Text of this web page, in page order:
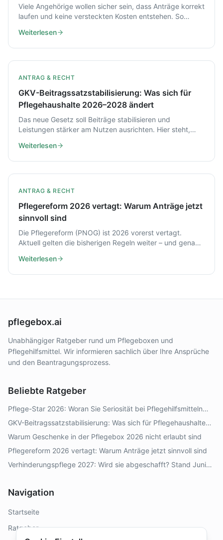
Viele Angehörige wollen sicher sein, dass Anträge korrekt
laufen und keine versteckten Kosten entstehen. So
seriös und GKV-nah arbeitet.
Weiterlesen
ANTRAG & RECHT
GKV-Beitragssatzstabilisierung: Was sich für
Pflegehaushalte 2026–2028 ändert
Das neue Gesetz soll Beiträge stabilisieren und
Leistungen stärker am Nutzen ausrichten. Hier steht,
und Pflegehaushalte bedeutet.
Weiterlesen
ANTRAG & RECHT
Pflegereform 2026 vertagt: Warum Anträge jetzt
sinnvoll sind
Die Pflegereform (PNOG) ist 2026 vorerst vertagt.
Aktuell gelten die bisherigen Regeln weiter – und genau
beantragen.
Weiterlesen
pflegebox.ai
Unabhängiger Ratgeber rund um Pflegeboxen und
Pflegehilfsmittel. Wir informieren sachlich über Ihre Ansprüche
und den Beantragungsprozess.
Beliebte Ratgeber
Pflege-Star 2026: Woran Sie Seriosität bei Pflegehilfsmitteln
erkennen
GKV-Beitragssatzstabilisierung: Was sich für Pflegehaushalte
2026–2028 ändert
Warum Geschenke in der Pflegebox 2026 nicht erlaubt sind
Pflegereform 2026 vertagt: Warum Anträge jetzt sinnvoll sind
Verhinderungspflege 2027: Wird sie abgeschafft? Stand Juni
Navigation
Startseite
Ratgeber